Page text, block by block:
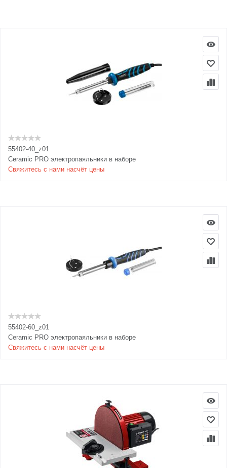
55402-40_z01
Ceramic PRO электропаяльники в наборе
Свяжитесь с нами насчёт цены
55402-60_z01
Ceramic PRO электропаяльники в наборе
Свяжитесь с нами насчёт цены